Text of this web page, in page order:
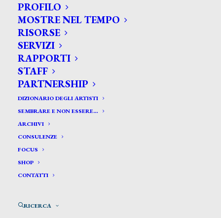
PROFILO
MOSTRE NEL TEMPO
RISORSE
SERVIZI
RAPPORTI
STAFF
PARTNERSHIP
DIZIONARIO DEGLI ARTISTI
SEMBRARE E NON ESSERE…
ARCHIVI
CONSULENZE
FOCUS
SHOP
CONTATTI
RICERCA
Un codice deontologico contro le
di Marilena Pirrelli, Plus24- Il Sole 24 Ore,